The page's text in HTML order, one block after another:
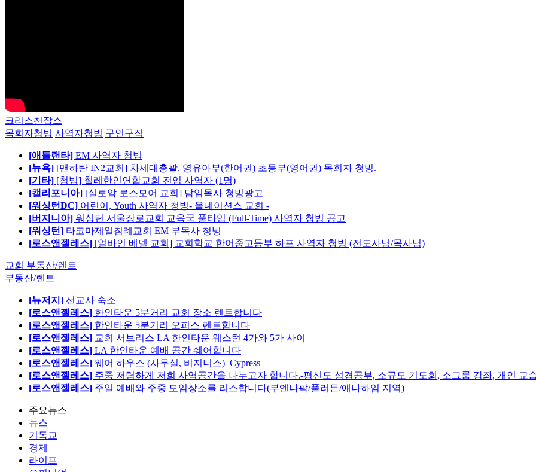
크리스천잡스
목회자청빙 사역자청빙 구인구직
[애틀랜타] EM 사역자 청빙
[뉴욕] [맨하탄 IN2교회] 차세대총괄, 영유아부(한어권) 초등부(영어권) 목회자 청빙.
[기타] [청빙] 칠레한인연합교회 전임 사역자 (1명)
[캘리포니아] [실로암 로스모어 교회] 담임목사 청빙광고
[워싱턴DC] 어린이, Youth 사역자 청빙- 올네이션스 교회 -
[버지니아] 워싱턴 서울장로교회 교육국 풀타임 (Full-Time) 사역자 청빙 공고
[워싱턴] 타코마제일침례교회 EM 부목사 청빙
[로스앤젤레스] [얼바인 베델 교회] 교회학교 한어중고등부 하프 사역자 청빙 (전도사님/목사님)
교회 부동산/렌트
부동산/렌트
[뉴저지] 선교사 숙소
[로스앤젤레스] 한인타운 5분거리 교회 장소 렌트합니다
[로스앤젤레스] 한인타운 5분거리 오피스 렌트합니다
[로스앤젤레스] 교회 서브리스 LA 한인타운 웨스턴 4가와 5가 사이
[로스앤젤레스] LA 한인타운 예배 공간 쉐어합니다
[로스앤젤레스] 웨어 하우스 (사무실, 비지니스)_Cypress
[로스앤젤레스] 주중 저렴하게 저희 사역공간을 나누고자 합니다.-평신도 성경공부, 소규모 기도회, 소그룹 강좌, 개인 교
[로스앤젤레스] 주일 예배와 주중 모임장소를 리스합니다(부엔나팍/풀러튼/애나하임 지역)
주요뉴스
뉴스
기독교
경제
라이프